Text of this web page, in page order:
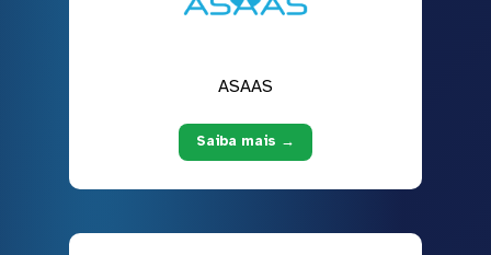
ASAAS
Saiba mais →